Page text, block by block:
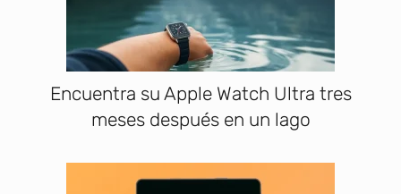
Encuentra su Apple Watch Ultra tres
meses después en un lago